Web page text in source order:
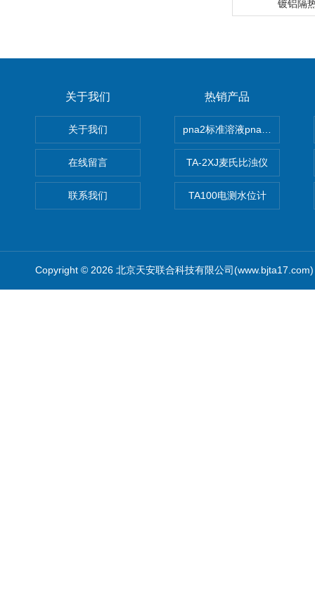
镀铝隔
关于我们
关于我们
在线留言
联系我们
热销产品
pna2标准溶液pna3 pna4
TA-2XJ麦氏比浊仪
TA100电测水位计
Copyright © 2026 北京天安联合科技有限公司